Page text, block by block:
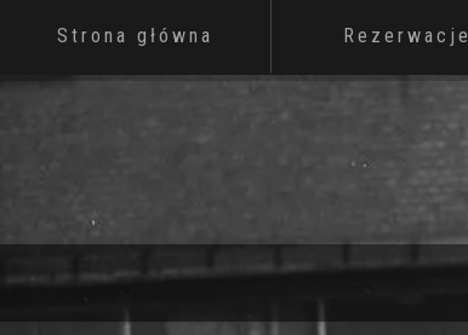
Strona główna Rezerwacje